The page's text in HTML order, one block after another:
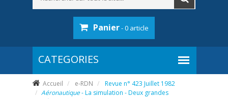
Panier- 0 article
Accueil e-RDN
Revue n° 423 Juillet 1982
Aéronautique- La simulation - Deux grandes